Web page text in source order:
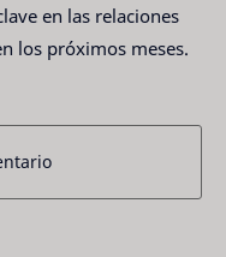
en las relaciones
los próximos meses.